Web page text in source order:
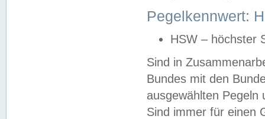
Pegelkennwert:
HSW – höchster
Sind in
Bundes mit den
ausgewählten
Sind immer für einen